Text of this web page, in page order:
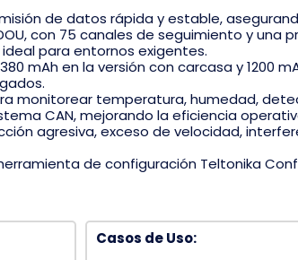
de datos rápida y estable,
con 75 canales de seguimiento y una
para entornos exigentes.
mAh en la versión con carcasa y 1200
monitorear temperatura, humedad,
CAN, mejorando la eficiencia
agresiva, exceso de velocidad,
de configuración Teltonika
Casos de Uso: